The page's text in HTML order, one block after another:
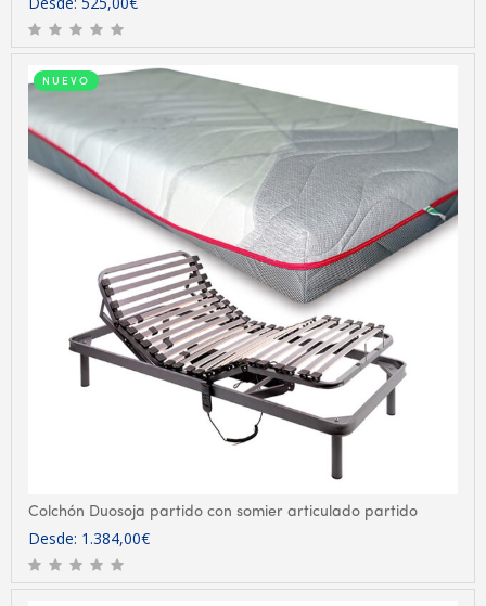
NUEVO
Colchón Duosoja partido con somier articulado partido
Desde: 1.384,00€